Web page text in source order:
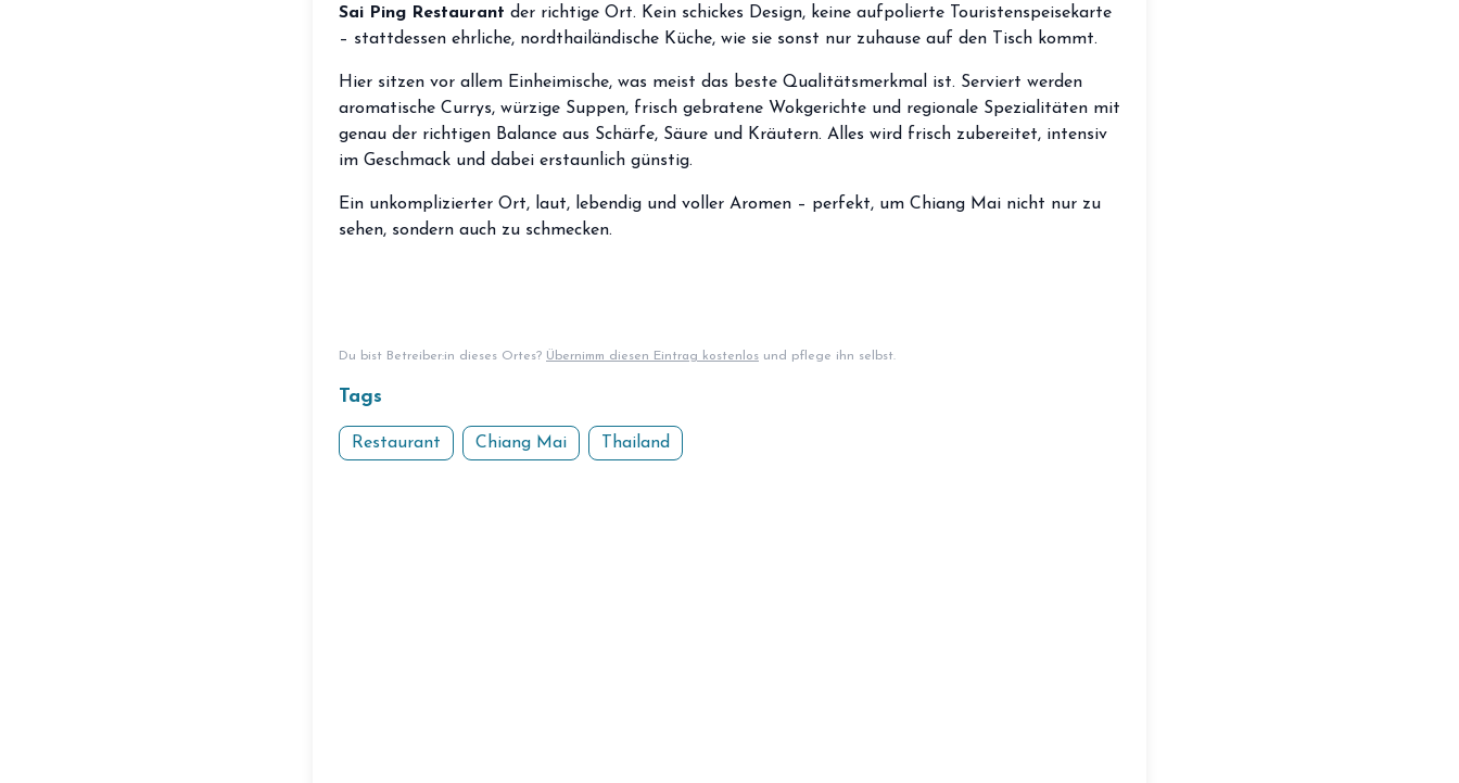
storefront
handshake
Sai Ping Restaurant der richtige Ort. Kein schickes Design, keine aufpolierte Touristenspeisekarte
– stattdessen ehrliche, nordthailändische Küche, wie sie sonst nur zuhause auf den Tisch kommt.
Hier sitzen vor allem Einheimische, was meist das beste Qualitätsmerkmal ist. Serviert werden
aromatische Currys, würzige Suppen, frisch gebratene Wokgerichte und regionale Spezialitäten mit
genau der richtigen Balance aus Schärfe, Säure und Kräutern. Alles wird frisch zubereitet, intensiv
im Geschmack und dabei erstaunlich günstig.
Ein unkomplizierter Ort, laut, lebendig und voller Aromen – perfekt, um Chiang Mai nicht nur zu
sehen, sondern auch zu schmecken.
Du bist Betreiber:in dieses Ortes? Übernimm diesen Eintrag kostenlos und pflege ihn selbst.
Tags
Restaurant Chiang Mai Thailand